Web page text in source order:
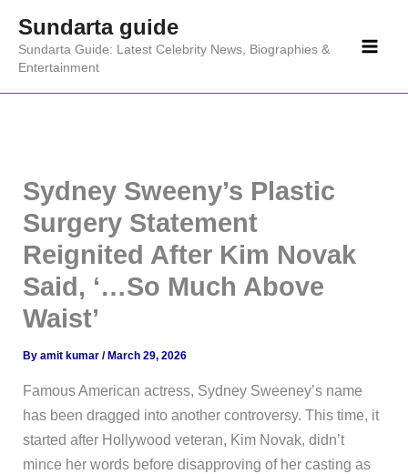
content
Sundarta guide
Sundarta Guide: Latest Celebrity News, Biographies &
Entertainment
Sydney Sweeny’s Plastic
Surgery Statement
Reignited After Kim Novak
Said, ‘…So Much Above
Waist’
Byamit kumar/ March 29, 2026
Famous American actress, Sydney Sweeney’s name
has been dragged into another controversy. This time, it
started after Hollywood veteran, Kim Novak, didn’t
mince her words before disapproving of her casting as